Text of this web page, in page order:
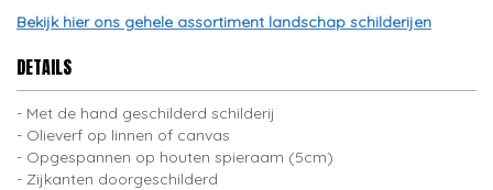
Bekijk hier ons gehele assortiment landschap schilderijen
DETAILS
Met de hand geschilderd schilderij
Olieverf op linnen of canvas
Opgespannen op houten spieraam (5cm)
Zijkanten doorgeschilderd